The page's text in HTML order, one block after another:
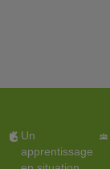
Un
apprentissage